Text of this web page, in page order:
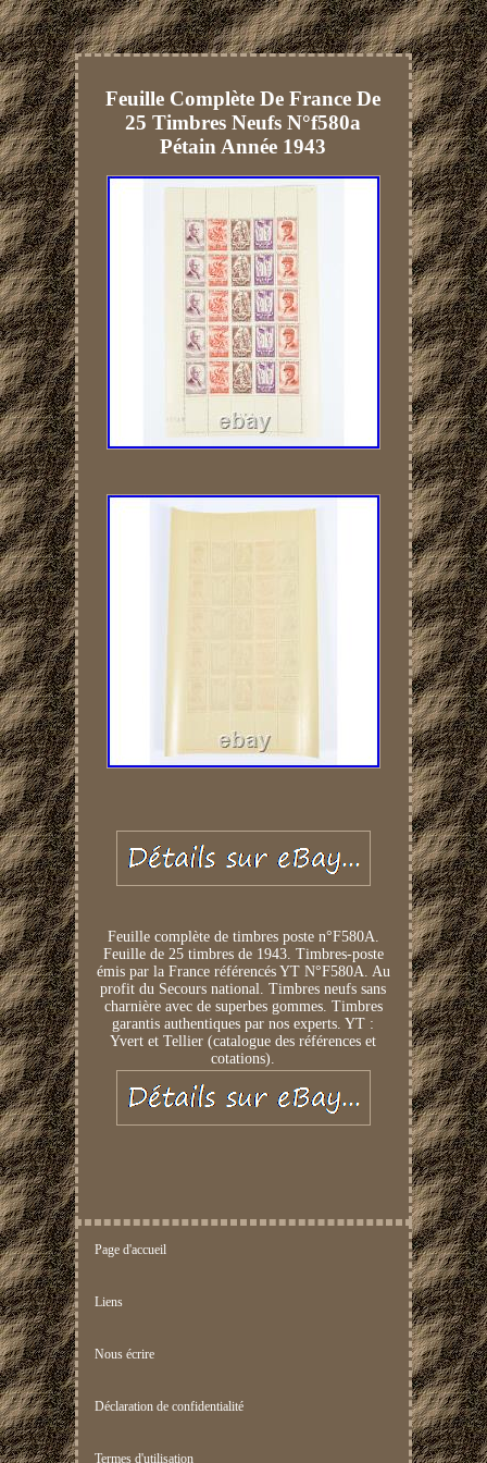
Feuille Complète De France De
25 Timbres Neufs N°f580a
Pétain Année 1943
Feuille complète de timbres poste n°F580A.
Feuille de 25 timbres de 1943. Timbres-poste
émis par la France référencés YT N°F580A. Au
profit du Secours national. Timbres neufs sans
charnière avec de superbes gommes. Timbres
garantis authentiques par nos experts. YT :
Yvert et Tellier (catalogue des références et
cotations).
Page d'accueil
Liens
Nous écrire
Déclaration de confidentialité
Termes d'utilisation